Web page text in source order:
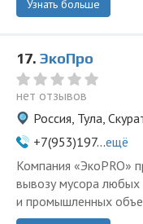
Узнать больше
17. ЭкоПро
нет отзывов
Россия, Тула,
+7(953)197...ещё
Компания «ЭкоPRO»
вывозу мусора любых
и промышленных